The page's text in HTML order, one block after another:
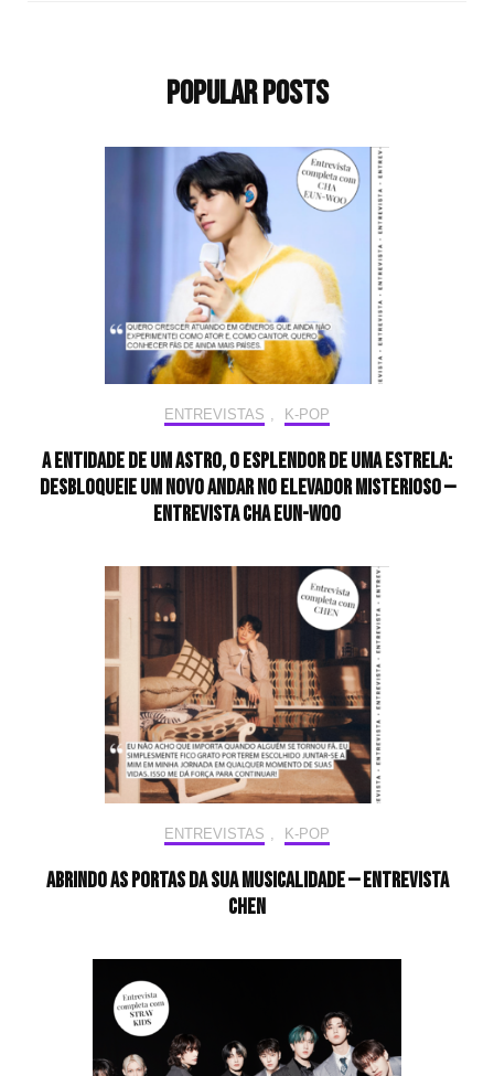
Popular Posts
ENTREVISTAS , K-POP
A entidade de um astro, o esplendor de uma estrela:
desbloqueie um novo andar no elevador misterioso —
Entrevista CHA EUN-WOO
ENTREVISTAS , K-POP
Abrindo as portas da sua musicalidade — Entrevista
CHEN